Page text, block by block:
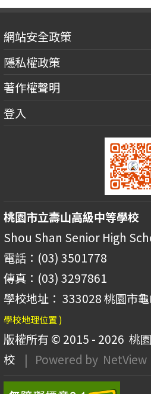
網站安全政策
隱私權政策
著作權聲明
登入
桃園市立壽山高級中等學校
Shou Shan Senior High
電話：(03) 3501778
傳真：(03) 3297861
學校地址： 333028 桃園市
學校地理位置 )
版權所有 © 2015 - 2026 桃
校
| Powered by NetView